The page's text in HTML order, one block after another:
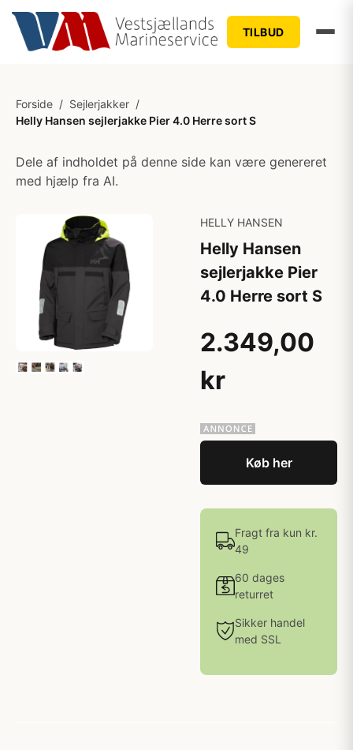
TILBUD
Forside / Sejlerjakker /
Helly Hansen sejlerjakke Pier 4.0 Herre sort S
Dele af indholdet på denne side kan være genereret
med hjælp fra AI.
HELLY HANSEN
Helly Hansen
sejlerjakke Pier
4.0 Herre sort S
2.349,00
kr
Køb her
Fragt fra kun kr.
49
60 dages
returret
Sikker handel
med SSL